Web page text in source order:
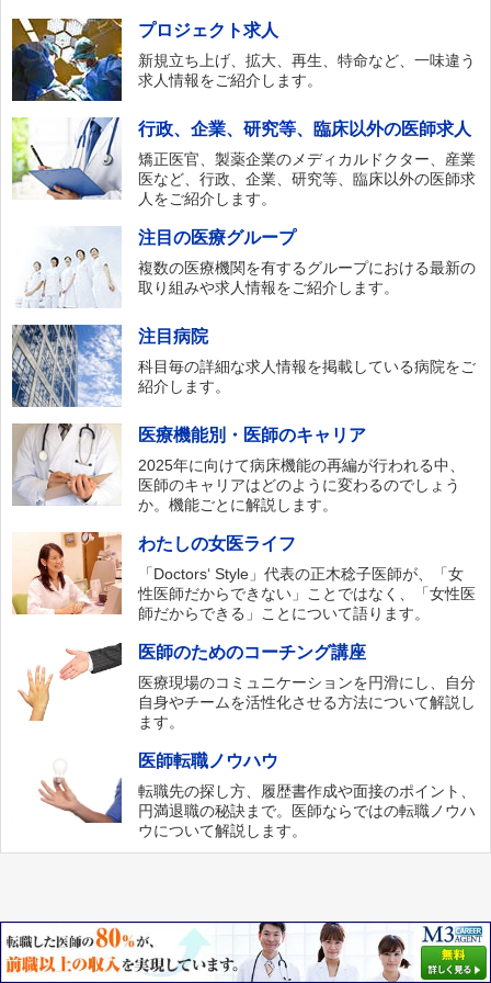
プロジェクト求人
新規立ち上げ、拡大、再生、特命など、一味違う
求人情報をご紹介します。
行政、企業、研究等、臨床以外の医師求人
矯正医官、製薬企業のメディカルドクター、産業
医など、行政、企業、研究等、臨床以外の医師求
人をご紹介します。
注目の医療グループ
複数の医療機関を有するグループにおける最新の
取り組みや求人情報をご紹介します。
注目病院
科目毎の詳細な求人情報を掲載している病院をご
紹介します。
医療機能別・医師のキャリア
2025年に向けて病床機能の再編が行われる中、
医師のキャリアはどのように変わるのでしょう
か。機能ごとに解説します。
わたしの女医ライフ
「Doctors‘ Style」代表の正木稔子医師が、「女
性医師だからできない」ことではなく、「女性医
師だからできる」ことについて語ります。
医師のためのコーチング講座
医療現場のコミュニケーションを円滑にし、自分
自身やチームを活性化させる方法について解説し
ます。
医師転職ノウハウ
転職先の探し方、履歴書作成や面接のポイント、
円満退職の秘訣まで。医師ならではの転職ノウハ
ウについて解説します。